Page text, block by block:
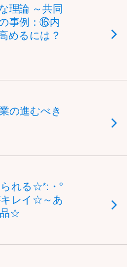
理論 ～共同
事例：⑯内
めるには？
の進むべき
れる☆*:・°
レイ☆～あ
品☆